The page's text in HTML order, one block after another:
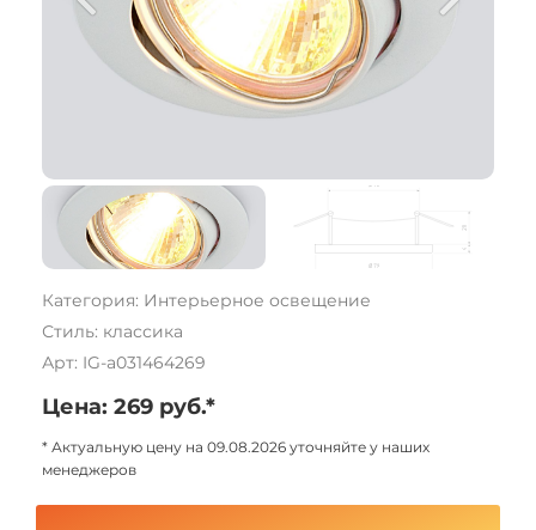
Категория: Интерьерное освещение
Стиль: классика
Арт: IG-a031464269
Цена: 269 руб.*
* Актуальную цену на 09.08.2026 уточняйте у наших
менеджеров